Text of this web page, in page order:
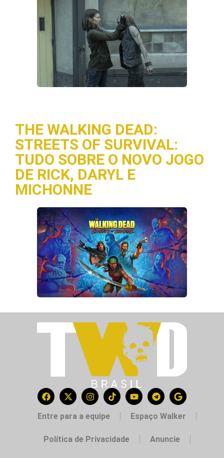
THE WALKING DEAD:
STREETS OF SURVIVAL:
TUDO SOBRE O NOVO JOGO
DE RICK, DARYL E
MICHONNE
Entre para a equipe Espaço Walker
Política de Privacidade Anuncie